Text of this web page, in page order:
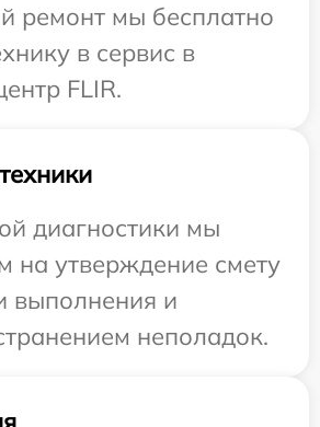
ремонт мы бесплатно
в сервис в
FLIR.
диагностики мы
на утверждение смету
выполнения и
неполадок.